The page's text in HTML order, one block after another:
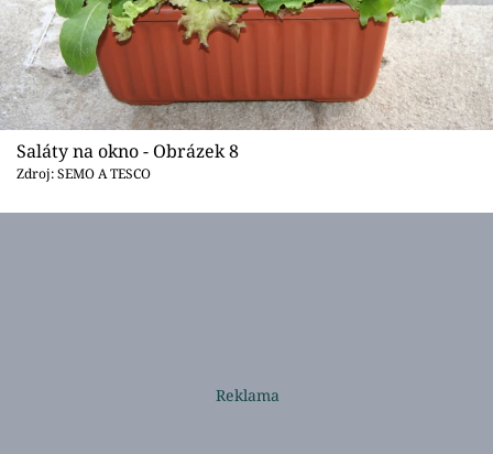
Saláty na okno - Obrázek 8
Zdroj: SEMO A TESCO